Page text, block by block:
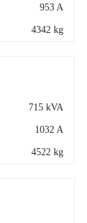
953 A
4342 kg
715 kVA
1032 A
4522 kg